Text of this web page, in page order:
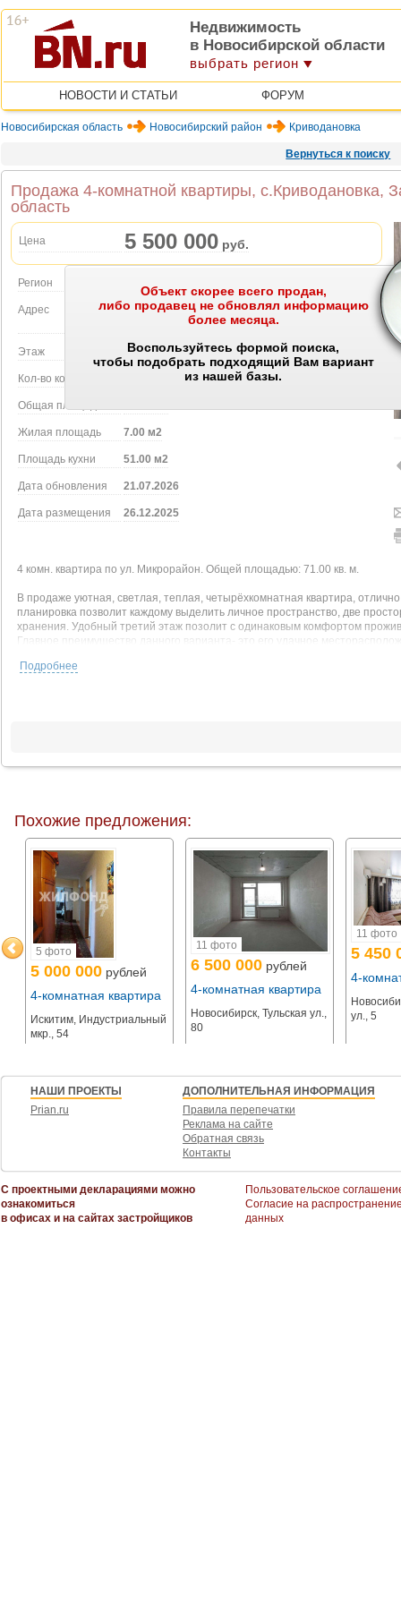
Недвижимость
в Новосибирской области
выбрать регион
НОВОСТИ И СТАТЬИ ФОРУМ
Новосибирская область Новосибирский район Криводановка
Вернуться к поиску
Объект скорее всего продан,
либо продавец не обновлял информацию
более месяца.
Воспользуйтесь формой поиска,
чтобы подобрать подходящий Вам вариант
из нашей базы.
Продажа 4-комнатной квартиры, с.Криводановка,
область
Цена 5 500 000 руб.
Регион
Адрес
с.Криводановка, Заречный мкр, 32
Объект на карте
Этаж 3 этаж в 5-этажном доме
Кол-во комнат
Общая площадь
Жилая площадь 7.00 м2
Площадь кухни 51.00 м2
Дата обновления 21.07.2026
Дата размещения 26.12.2025
4 комн. квартира по ул. Микрорайон. Общей площадью: 71.00 кв. м.
В продаже уютная, светлая, теплая, четырёхкомнатная квартира,
планировка позволит каждому выделить личное пространство, две
хранения. Удобный третий этаж позолит с одинаковым комфортом
Главное преимущество данного варианта- это его удачное
пекарни
10 продуктовых магазинов.
Возможен обмен на вашу недвижимость. Возможна продажа в рассрочку.
При звонке, пожалуйста, сообщите номер варианта -
JV004054105734
Подробнее
Похожие предложения:
5 фото
5 000 000 рублей
4-комнатная квартира
Искитим, Индустриальный
мкр., 54
11 фото
6 500 000 рублей
4-комнатная квартира
Новосибирск, Тульская ул.,
80
11 фото
5 450
4-
ул., 5
НАШИ ПРОЕКТЫ
Prian.ru
ДОПОЛНИТЕЛЬНАЯ ИНФОРМАЦИЯ
Правила перепечатки
Реклама на сайте
Обратная связь
Контакты
С проектными декларациями можно
ознакомиться
в офисах и на сайтах застройщиков
Пользовательское
Согласие на
данных